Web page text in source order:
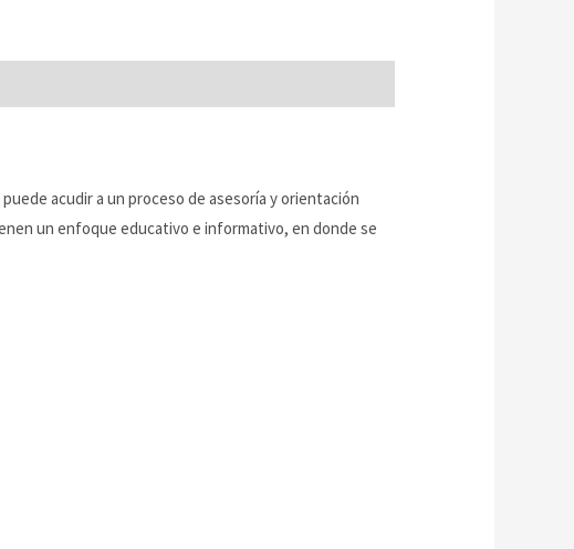
acudir a un proceso de asesoría y orientación
un enfoque educativo e informativo, en donde se